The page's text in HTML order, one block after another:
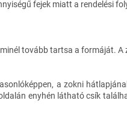
fejek miatt a rendelési
tovább tartsa a formáját.
a zokni
enyhén látható csík